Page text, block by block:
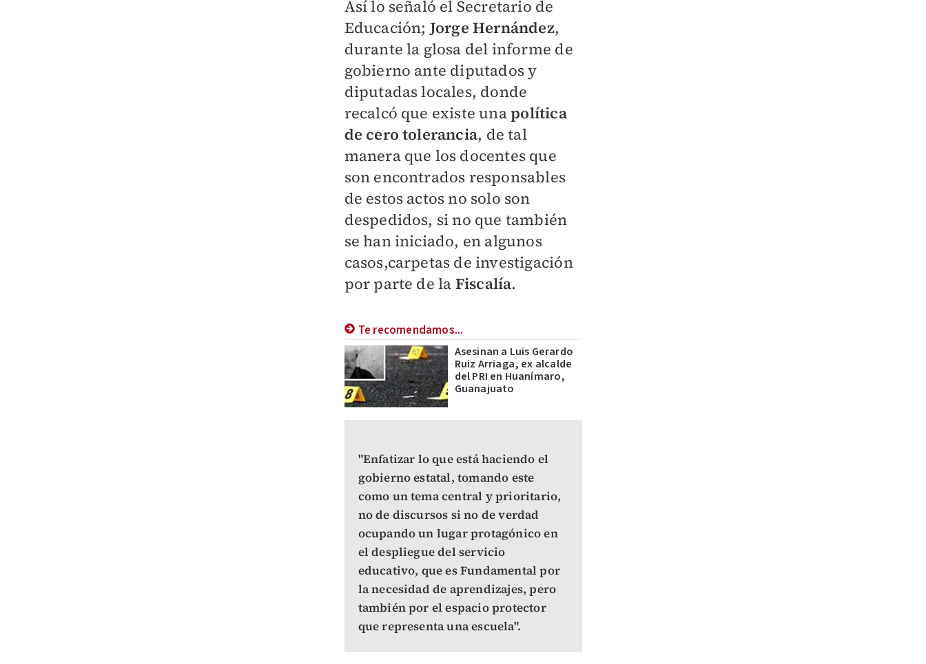
Así lo señaló el Secretario de
Educación; Jorge Hernández,
durante la glosa del informe de
gobierno ante diputados y
diputadas locales, donde
recalcó que existe unapolítica
de cero tolerancia, de tal
manera que los docentes que
son encontrados responsables
de estos actos no solo son
despedidos, si no que también
se han iniciado, en algunos
casos,carpetas de investigación
por parte de la Fiscalía.
Te recomendamos...
Asesinan a Luis Gerardo
Ruiz Arriaga, ex alcalde
del PRI en Huanímaro,
Guanajuato
"Enfatizar lo que está haciendo el
gobierno estatal, tomando este
como un tema central y prioritario,
no de discursos si no de verdad
ocupando un lugar protagónico en
el despliegue del servicio
educativo, que es Fundamental por
la necesidad de aprendizajes, pero
también por el espacio protector
que representa una escuela".